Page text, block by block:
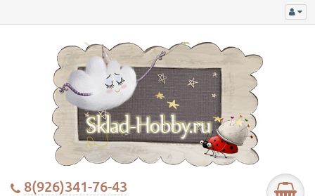
8(926)341-76-43